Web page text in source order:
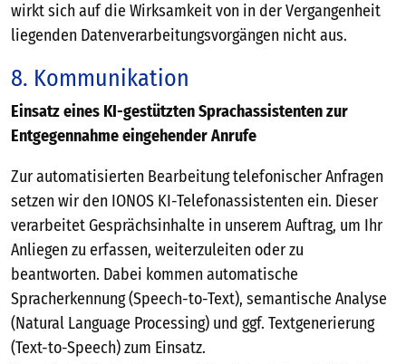
wirkt sich auf die Wirksamkeit von in der Vergangenheit
liegenden Datenverarbeitungsvorgängen nicht aus.
8. Kommunikation
Einsatz eines KI-gestützten Sprachassistenten zur
Entgegennahme eingehender Anrufe
Zur automatisierten Bearbeitung telefonischer Anfragen
setzen wir den IONOS KI-Telefonassistenten ein. Dieser
verarbeitet Gesprächsinhalte in unserem Auftrag, um Ihr
Anliegen zu erfassen, weiterzuleiten oder zu
beantworten. Dabei kommen automatische
Spracherkennung (Speech-to-Text), semantische Analyse
(Natural Language Processing) und ggf. Textgenerierung
(Text-to-Speech) zum Einsatz.